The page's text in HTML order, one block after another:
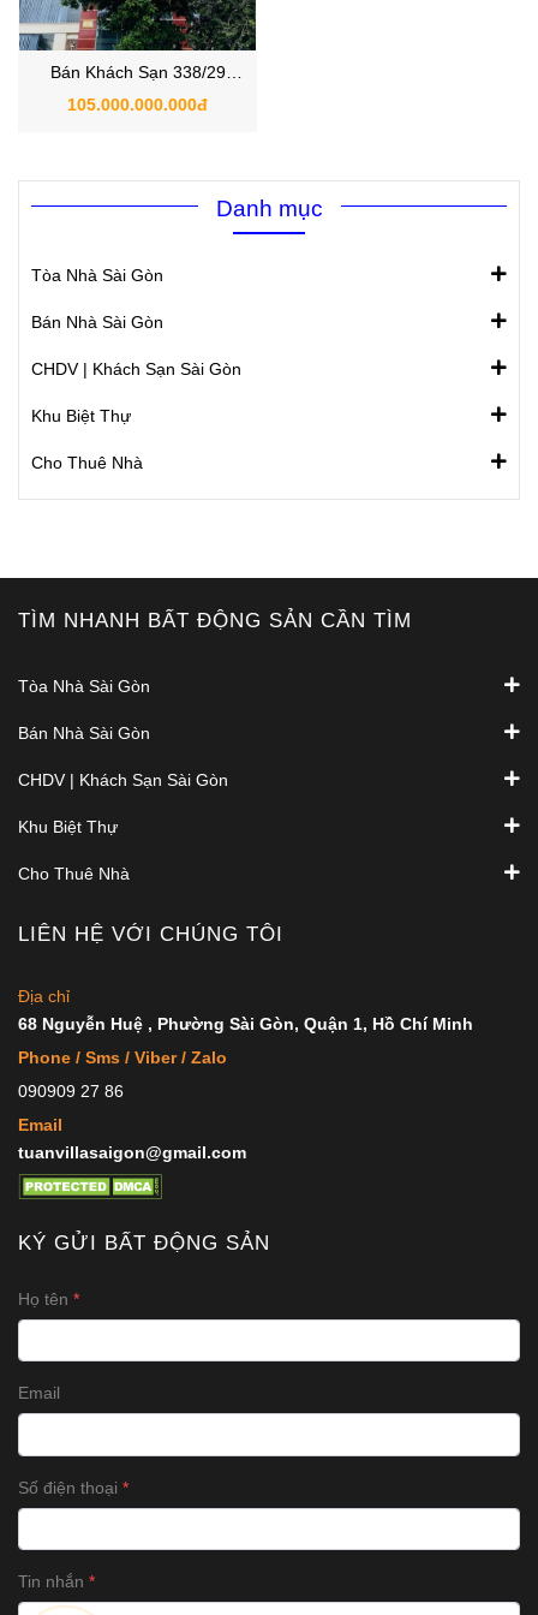
Bán Khách Sạn 338/29
Nguyễn Văn Quá , P.Đông
105.000.000.000đ
Danh mục
Tòa Nhà Sài Gòn
Bán Nhà Sài Gòn
CHDV | Khách Sạn Sài Gòn
Khu Biệt Thự
Cho Thuê Nhà
TÌM NHANH BẤT ĐỘNG SẢN CẦN TÌM
Tòa Nhà Sài Gòn
Bán Nhà Sài Gòn
CHDV | Khách Sạn Sài Gòn
Khu Biệt Thự
Cho Thuê Nhà
LIÊN HỆ VỚI CHÚNG TÔI
Địa chỉ
68 Nguyễn Huệ , Phường Sài Gòn, Quận 1, Hồ Chí Minh
Phone / Sms / Viber / Zalo
090909 27 86
Email
tuanvillasaigon@gmail.com
KÝ GỬI BẤT ĐỘNG SẢN
Họ tên
Email
Số điện thoại
Tin nhắn